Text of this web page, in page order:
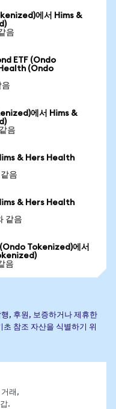
에서 Hims &
음
ETF (Ondo
(Ondo
에서 Hims &
음
& Hers Health
음
& Hers Health
같음
Tokenized)에서
음
, 후원, 보증하거나 제휴한
참조 자산을 식별하기 위
래,
.